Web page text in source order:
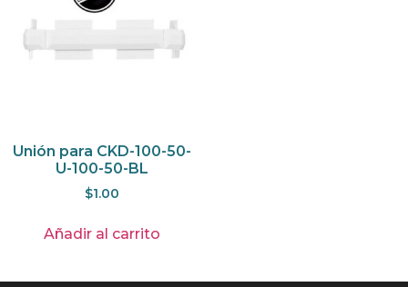
Unión para CKD-100-50-
U-100-50-BL
$1.00
Añadir al carrito